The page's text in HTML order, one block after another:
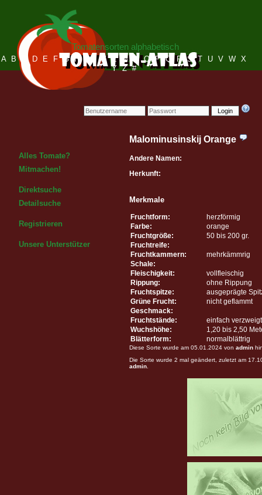
Login
Tomatensorten alphabetisch
A B C D E F G H I J K L M N O P Q R S T U V W X
Y Z #
Alles Tomate?
Mitmachen!
Direktsuche
Detailsuche
Registrieren
Unsere Unterstützer
Malominusinskij Orange
Andere Namen:
Herkunft:
Merkmale
Fruchtform:
herzförmig
Farbe:
orange
Fruchtgröße:
50 bis 200 gr.
Fruchtreife:
Fruchtkammern:
mehrkämmrig
Schale:
Fleischigkeit:
vollfleischig
Rippung:
ohne Rippung
Fruchtspitze:
ausgeprägte
Grüne Frucht:
nicht geflammt
Geschmack:
Fruchtstände:
einfach verzweigt
Wuchshöhe:
1,20 bis 2,50
Blätterform:
normalblättrig
Diese Sorte wurde am 05.01.2024 von admin
Die Sorte wurde 2 mal geändert, zuletzt am
admin